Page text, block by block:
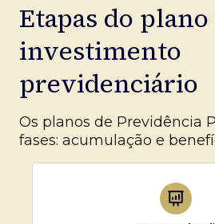
Etapas do plano
investimento
previdenciário
Os planos de Previdência
fases: acumulação e